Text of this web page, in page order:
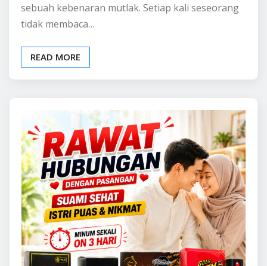
sebuah kebenaran mutlak. Setiap kali seseorang
tidak membaca…
READ MORE